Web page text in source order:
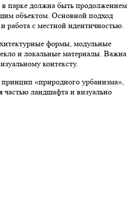
в парке должна быть продолжением
объектом. Основной подход
работа с местной идентичностью.
формы, модульные
и локальные материалы. Важна
контексту.
«природного урбанизма»,
частью ландшафта и визуально